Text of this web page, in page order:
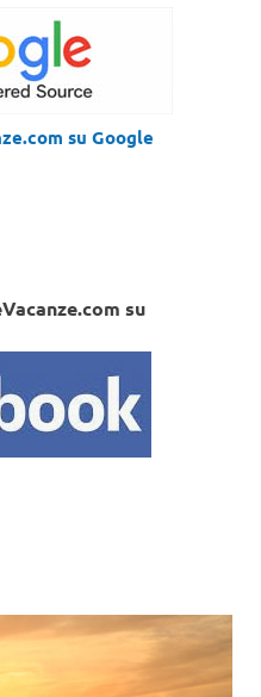
su Google
su